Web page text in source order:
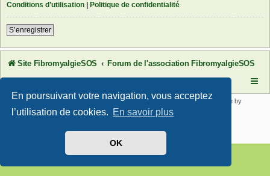
En poursuivant votre navigation, vous acceptez
l’utilisation de cookies. En savoir plus
OK
Conditions d’utilisation
Politique de confidentialité
S’enregistrer
Site FibromyalgieSOS Forum de l'association FibromyalgieSOS
Développé parphpBB® Forum Software © phpBB Limited | SE Square by
PhpBB3 BBCodes
Confidentialité|Conditions